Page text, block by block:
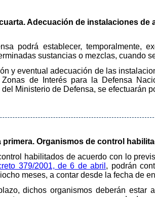
Adecuación de instalaciones
podrá establecer, temporalmente,
sustancias o mezclas, cuando
y eventual adecuación de las
de Interés para la Defensa
Ministerio de Defensa, se efectuarán
Organismos de control
habilitados de acuerdo con lo
379/2001, de 6 de abril , podrán
meses, a contar desde la fecha de
dichos organismos deberán